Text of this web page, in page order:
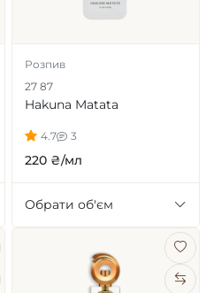
Розпив
27 87
Hakuna Matata
4.7 3
220 ₴/мл
Обрати об'єм